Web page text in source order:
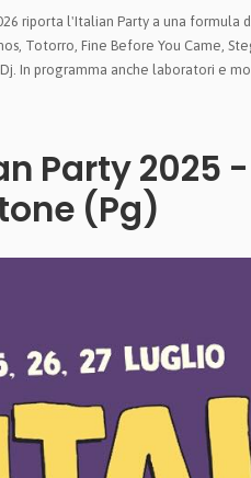
riporta l'Italian Party a una formula
Totorro, Fine Before You Came,
Dj. In programma anche laboratori e
Party 2025
(Pg)